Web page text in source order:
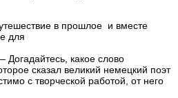
в прошлое и вместе
для
какое слово
сказал великий немецкий поэт
с творческой работой, от него